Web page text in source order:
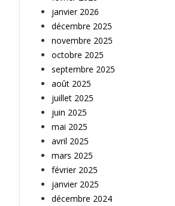
janvier 2026
décembre 2025
novembre 2025
octobre 2025
septembre 2025
août 2025
juillet 2025
juin 2025
mai 2025
avril 2025
mars 2025
février 2025
janvier 2025
décembre 2024